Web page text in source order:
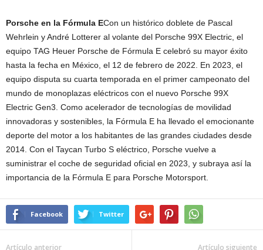
Porsche en la Fórmula ECon un histórico doblete de Pascal
Wehrlein y André Lotterer al volante del Porsche 99X Electric, el
equipo TAG Heuer Porsche de Fórmula E celebró su mayor éxito
hasta la fecha en México, el 12 de febrero de 2022. En 2023, el
equipo disputa su cuarta temporada en el primer campeonato del
mundo de monoplazas eléctricos con el nuevo Porsche 99X
Electric Gen3. Como acelerador de tecnologías de movilidad
innovadoras y sostenibles, la Fórmula E ha llevado el emocionante
deporte del motor a los habitantes de las grandes ciudades desde
2014. Con el Taycan Turbo S eléctrico, Porsche vuelve a
suministrar el coche de seguridad oficial en 2023, y subraya así la
importancia de la Fórmula E para Porsche Motorsport.
Facebook Twitter
Artículo anterior Artículo siguiente